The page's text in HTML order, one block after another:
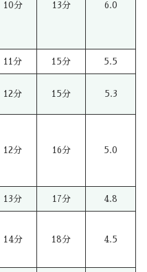
10分 13分 6.0
11分 15分 5.5
12分 15分 5.3
12分 16分 5.0
13分 17分 4.8
14分 18分 4.5